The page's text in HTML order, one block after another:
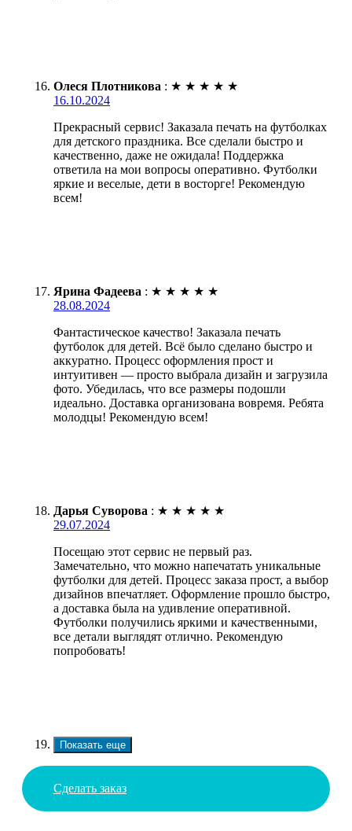
Олеся Плотникова : ★ ★ ★ ★ ★
16.10.2024
Прекрасный сервис! Заказала печать на футболках
для детского праздника. Все сделали быстро и
качественно, даже не ожидала! Поддержка
ответила на мои вопросы оперативно. Футболки
яркие и веселые, дети в восторге! Рекомендую
всем!
Ярина Фадеева : ★ ★ ★ ★ ★
28.08.2024
Фантастическое качество! Заказала печать
футболок для детей. Всё было сделано быстро и
аккуратно. Процесс оформления прост и
интуитивен — просто выбрала дизайн и загрузила
фото. Убедилась, что все размеры подошли
идеально. Доставка организована вовремя. Ребята
молодцы! Рекомендую всем!
Дарья Суворова : ★ ★ ★ ★ ★
29.07.2024
Посещаю этот сервис не первый раз.
Замечательно, что можно напечатать уникальные
футболки для детей. Процесс заказа прост, а выбор
дизайнов впечатляет. Оформление прошло быстро,
а доставка была на удивление оперативной.
Футболки получились яркими и качественными,
все детали выглядят отлично. Рекомендую
попробовать!
Показать еще
Сделать заказ